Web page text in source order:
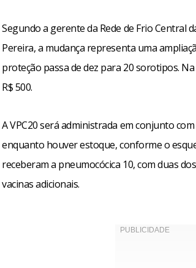
Segundo a gerente da Rede de Frio Central
Pereira, a mudança representa uma
proteção passa de dez para 20 sorotipos.
R$ 500.
A VPC20 será administrada em conjunto
enquanto houver estoque, conforme o
receberam a pneumocócica 10, com duas
vacinas adicionais.